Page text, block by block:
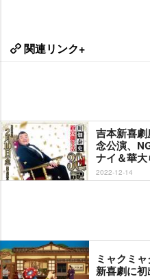
関連リンク+
吉本新喜
念公演、
ナイ＆華
2022-12-14
ミャクミ
新喜劇に